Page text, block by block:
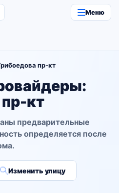
Меню
пр-кт
кт
предварительные
определяется после
Изменить улицу